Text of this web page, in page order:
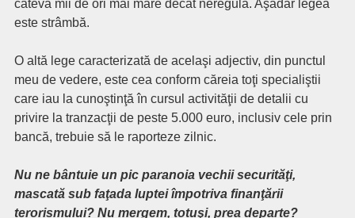
câteva mii de ori mai mare decât neregula. Aşadar legea
este strâmbă.
O altă lege caracterizată de acelaşi adjectiv, din punctul
meu de vedere, este cea conform căreia toţi specialiştii
care iau la cunoştinţă în cursul activităţii de detalii cu
privire la tranzacţii de peste 5.000 euro, inclusiv cele prin
bancă, trebuie să le raporteze zilnic.
Nu ne bântuie un pic paranoia vechii securităţi,
mascată sub faţada luptei împotriva finanţării
terorismului? Nu mergem, totuşi, prea departe?